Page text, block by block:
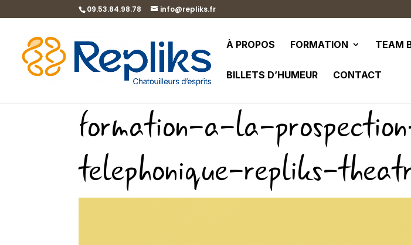
09.53.84.98.78 info@repliks.fr
À PROPOS FORMATION TEAM
BILLETS D’HUMEUR CONTACT
formation-a-la-
telephonique-repliks-